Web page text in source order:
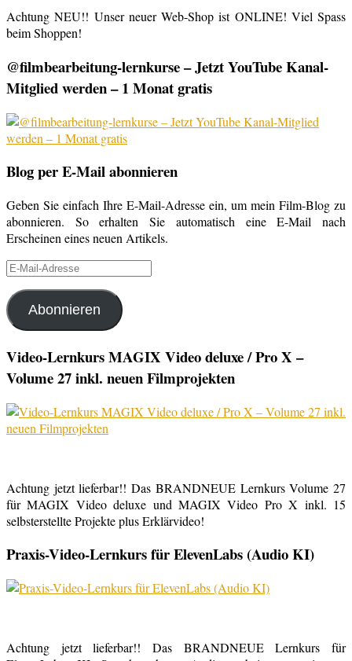
Achtung NEU!! Unser neuer Web-Shop ist ONLINE! Viel Spass
beim Shoppen!
@filmbearbeitung-lernkurse – Jetzt YouTube Kanal-
Mitglied werden – 1 Monat gratis
Blog per E-Mail abonnieren
Geben Sie einfach Ihre E-Mail-Adresse ein, um mein Film-Blog zu
abonnieren. So erhalten Sie automatisch eine E-Mail nach
Erscheinen eines neuen Artikels.
E-
Adresse
Abonnieren
Video-Lernkurs MAGIX Video deluxe / Pro X –
Volume 27 inkl. neuen Filmprojekten
Achtung jetzt lieferbar!! Das BRANDNEUE Lernkurs Volume 27
für MAGIX Video deluxe und MAGIX Video Pro X inkl. 15
selbsterstellte Projekte plus Erklärvideo!
Praxis-Video-Lernkurs für ElevenLabs (Audio KI)
Achtung jetzt lieferbar!! Das BRANDNEUE Lernkurs für